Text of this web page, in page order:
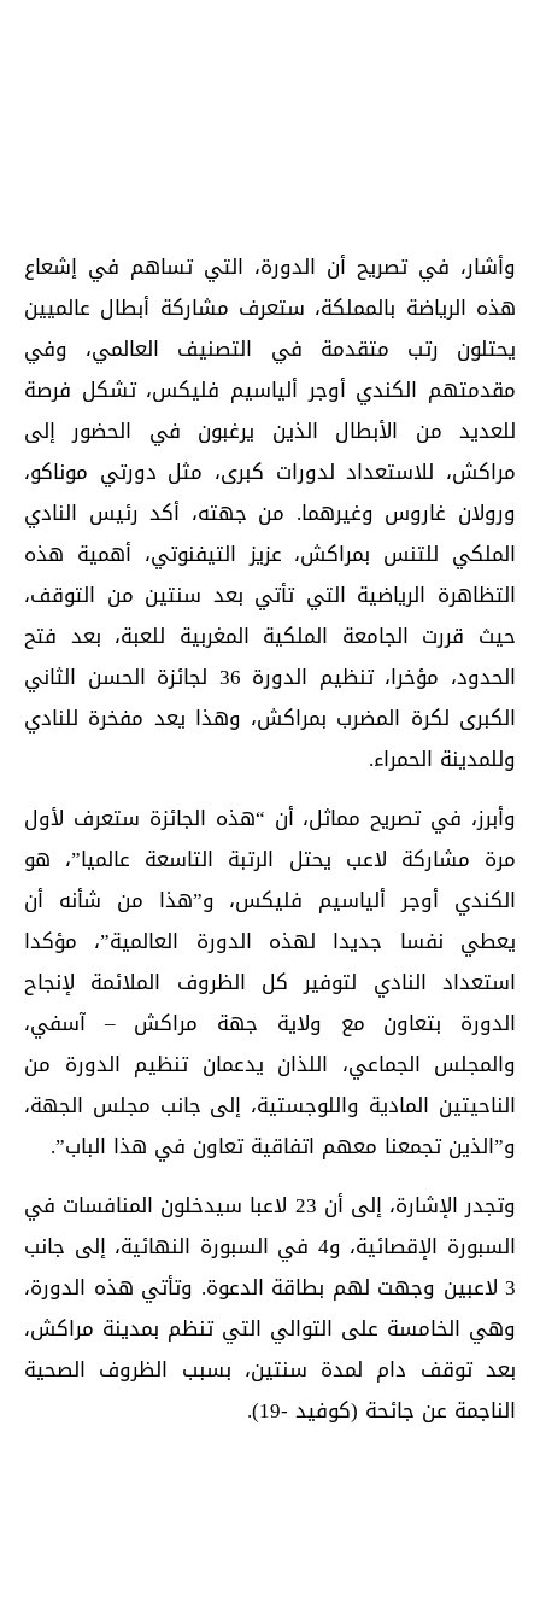
وأشار، في تصريح أن الدورة، التي تساهم في إشعاع
هذه الرياضة بالمملكة، ستعرف مشاركة أبطال عالميين
يحتلون رتب متقدمة في التصنيف العالمي، وفي
مقدمتهم الكندي أوجر ألياسيم فليكس، تشكل فرصة
للعديد من الأبطال الذين يرغبون في الحضور إلى
مراكش، للاستعداد لدورات كبرى، مثل دورتي موناكو،
ورولان غاروس وغيرهما. من جهته، أكد رئيس النادي
الملكي للتنس بمراكش، عزيز التيفنوتي، أهمية هذه
التظاهرة الرياضية التي تأتي بعد سنتين من التوقف،
حيث قررت الجامعة الملكية المغربية للعبة، بعد فتح
الحدود، مؤخرا، تنظيم الدورة 36 لجائزة الحسن الثاني
الكبرى لكرة المضرب بمراكش، وهذا يعد مفخرة للنادي
وللمدينة الحمراء.
وأبرز، في تصريح مماثل، أن “هذه الجائزة ستعرف لأول
مرة مشاركة لاعب يحتل الرتبة التاسعة عالميا”، هو
الكندي أوجر ألياسيم فليكس، و”هذا من شأنه أن
يعطي نفسا جديدا لهذه الدورة العالمية”، مؤكدا
استعداد النادي لتوفير كل الظروف الملائمة لإنجاح
الدورة بتعاون مع ولاية جهة مراكش – آسفي،
والمجلس الجماعي، اللذان يدعمان تنظيم الدورة من
الناحيتين المادية واللوجستية، إلى جانب مجلس الجهة،
و”الذين تجمعنا معهم اتفاقية تعاون في هذا الباب”.
وتجدر الإشارة، إلى أن 23 لاعبا سيدخلون المنافسات في
السبورة الإقصائية، و4 في السبورة النهائية، إلى جانب
3 لاعبين وجهت لهم بطاقة الدعوة. وتأتي هذه الدورة،
وهي الخامسة على التوالي التي تنظم بمدينة مراكش،
بعد توقف دام لمدة سنتين، بسبب الظروف الصحية
الناجمة عن جائحة (كوفيد -19).